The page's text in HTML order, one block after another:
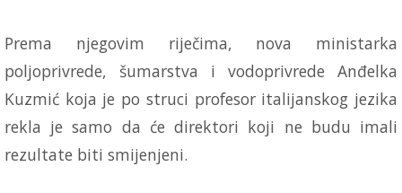
Prema njegovim riječima, nova ministarka
poljoprivrede, šumarstva i vodoprivrede Anđelka
Kuzmić koja je po struci profesor italijanskog jezika
rekla je samo da će direktori koji ne budu imali
rezultate biti smijenjeni.